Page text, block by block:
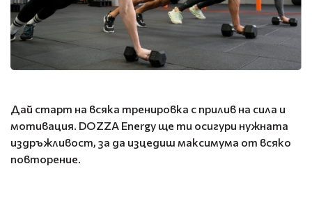
Дай старт на всяка тренировка с прилив на сила и
мотивация. DOZZA Energy ще ти осигури нужната
издръжливост, за да изцедиш максимума от всяко
повторение.